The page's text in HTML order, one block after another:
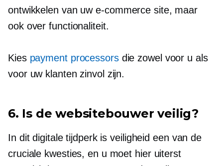
ontwikkelen van uwe-commerce site, maar
ook over functionaliteit.
Kies payment processorsdie zowel voor u als
voor uw klanten zinvol zijn.
6. Is de websitebouwer veilig?
In dit digitale tijdperk is veiligheid een van de
cruciale kwesties, en u moet hier uiterst